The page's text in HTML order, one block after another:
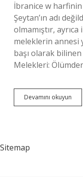
İbranice w
Şeytan’ın adı
olmamıştır,
meleklerin annesi
başı olarak
Melekleri:
Devamını okuyun
Sitemap